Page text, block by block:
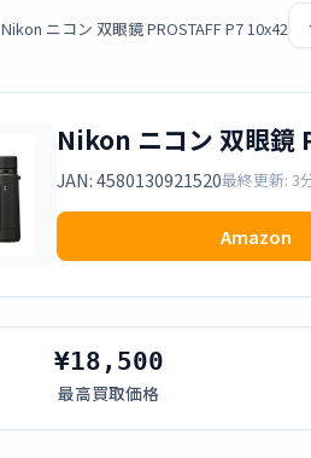
Nikon ニコン 双眼鏡 PROSTAFF P7 10x42
Nikon ニコン 双眼鏡
JAN: 4580130921520最終更新: 3
Amazon
¥18,500
最高買取価格